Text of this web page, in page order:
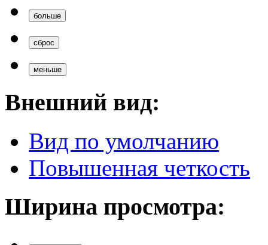
больше
сброс
меньше
Внешний вид:
Вид по умолчанию
Повышенная четкость
Ширина просмотра: